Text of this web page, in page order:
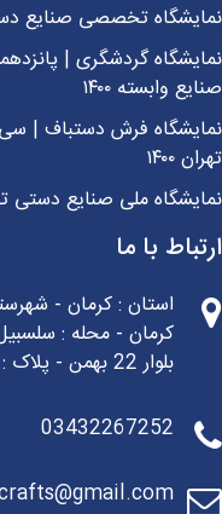
تخصصی صنایع
گردشگری |
وابسته ۱۴۰۰
فرش دستباف | سی
۱۴۰۰
ملی صنایع دستی تهران 1400 سی و چهارمین
با ما
استان : کرمان -
بلوار 22 بهمن - پلاک : 0.0 - طبقه : همکف
03432267252